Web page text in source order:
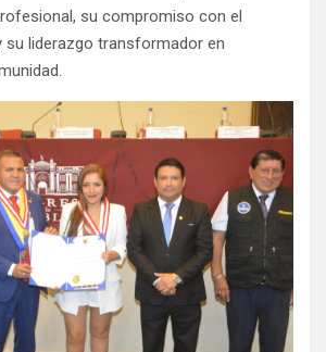
su compromiso con el
su liderazgo transformador en